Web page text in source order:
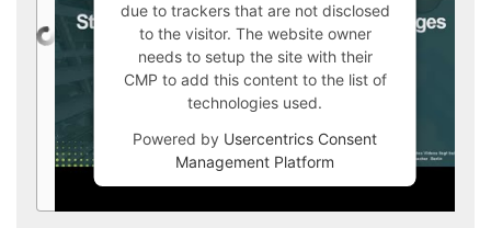
due to trackers that are not disclosed
to the visitor. The website owner
needs to setup the site with their
CMP to add this content to the list of
technologies used.
Powered by Usercentrics Consent
Management Platform